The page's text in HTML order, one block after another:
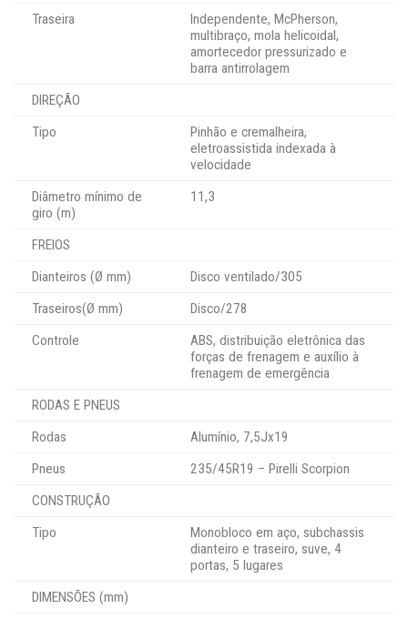
Traseira
Independente, McPherson,
multibraço, mola helicoidal,
amortecedor pressurizado e
barra antirrolagem
DIREÇÃO
Tipo
Pinhão e cremalheira,
eletroassistida indexada à
velocidade
Diâmetro mínimo de
giro (m)
11,3
FREIOS
Dianteiros (Ø mm)
Disco ventilado/305
Traseiros(Ø mm)
Disco/278
Controle
ABS, distribuição eletrônica das
forças de frenagem e auxílio à
frenagem de emergência
RODAS E PNEUS
Rodas
Alumínio, 7,5Jx19
Pneus
235/45R19 – Pirelli Scorpion
CONSTRUÇÃO
Tipo
Monobloco em aço, subchassis
dianteiro e traseiro, suve, 4
portas, 5 lugares
DIMENSÕES (mm)